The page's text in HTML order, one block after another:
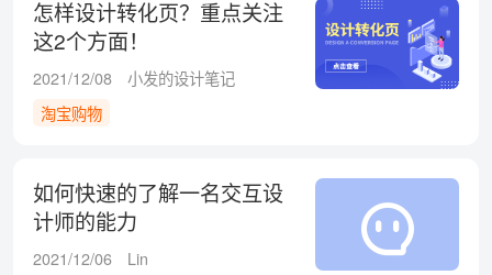
怎样设计转化页？重点关注
这2个方面！
2021/12/08
小发的设计笔记
淘宝购物
如何快速的了解一名交互设
计师的能力
2021/12/06
Lin